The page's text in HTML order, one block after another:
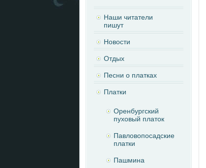
Наши читатели
пишут
Новости
Отдых
Песни о платках
Платки
Оренбургский
пуховый платок
Павловопосадские
платки
Пашмина